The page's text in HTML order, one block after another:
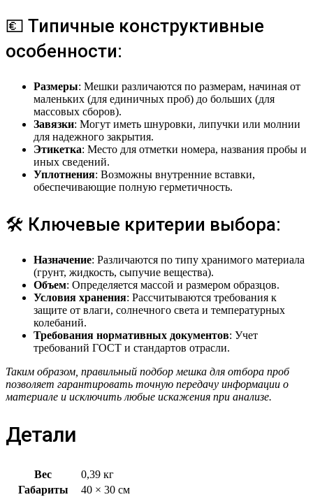
💶 Типичные конструктивные
особенности:
Размеры: Мешки различаются по размерам, начиная от
маленьких (для единичных проб) до больших (для
массовых сборов).
Завязки: Могут иметь шнуровки, липучки или молнии
для надежного закрытия.
Этикетка: Место для отметки номера, названия пробы и
иных сведений.
Уплотнения: Возможны внутренние вставки,
обеспечивающие полную герметичность.
🛠 Ключевые критерии выбора:
Назначение: Различаются по типу хранимого материала
(грунт, жидкость, сыпучие вещества).
Объем: Определяется массой и размером образцов.
Условия хранения: Рассчитываются требования к
защите от влаги, солнечного света и температурных
колебаний.
Требования нормативных документов: Учет
требований ГОСТ и стандартов отрасли.
Таким образом, правильный подбор мешка для отбора проб
позволяет гарантировать точную передачу информации о
материале и исключить любые искажения при анализе.
Детали
Вес
0,39 кг
Габариты
40 × 30 см